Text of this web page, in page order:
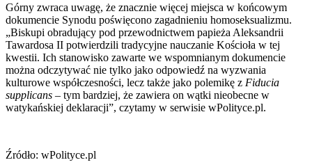
Górny zwraca uwagę, że znacznie więcej miejsca w końcowym
dokumencie Synodu poświęcono zagadnieniu homoseksualizmu.
„Biskupi obradujący pod przewodnictwem papieża Aleksandrii
Tawardosa II potwierdzili tradycyjne nauczanie Kościoła w tej
kwestii. Ich stanowisko zawarte we wspomnianym dokumencie
można odczytywać nie tylko jako odpowiedź na wyzwania
kulturowe współczesności, lecz także jako polemikę z Fiducia
supplicans – tym bardziej, że zawiera on wątki nieobecne w
watykańskiej deklaracji”, czytamy w serwisie wPolityce.pl.
Źródło: wPolityce.pl